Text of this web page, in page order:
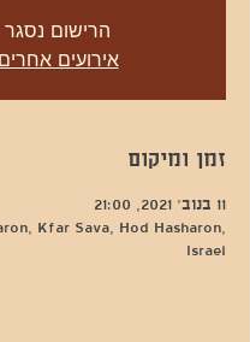
הרישום נסגר
אירועים אחרים
זמן ומיקום
11 בנוב׳ 2021, 21:00
Kfar Sava, Hod Hasharon,
Israel